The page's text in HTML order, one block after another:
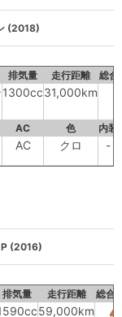
(2018)
排気量 走行距離 総合
1300cc31,000km
AC 色 内装
AC クロ -
P (2016)
排気量 走行距離 総合
59,000km 4